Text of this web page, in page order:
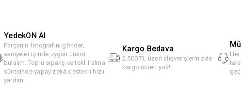
YedekON AI
Parçanın fotoğrafını gönder,
saniyeler içinde uygun ürünü
bulalım. Toplu sipariş ve teklif alma
sürecinde yapay zekâ destekli hızlı
yardım.
Kargo Bedava
2.500 TL üzeri alışverişlerinizde
kargo ücreti yok!